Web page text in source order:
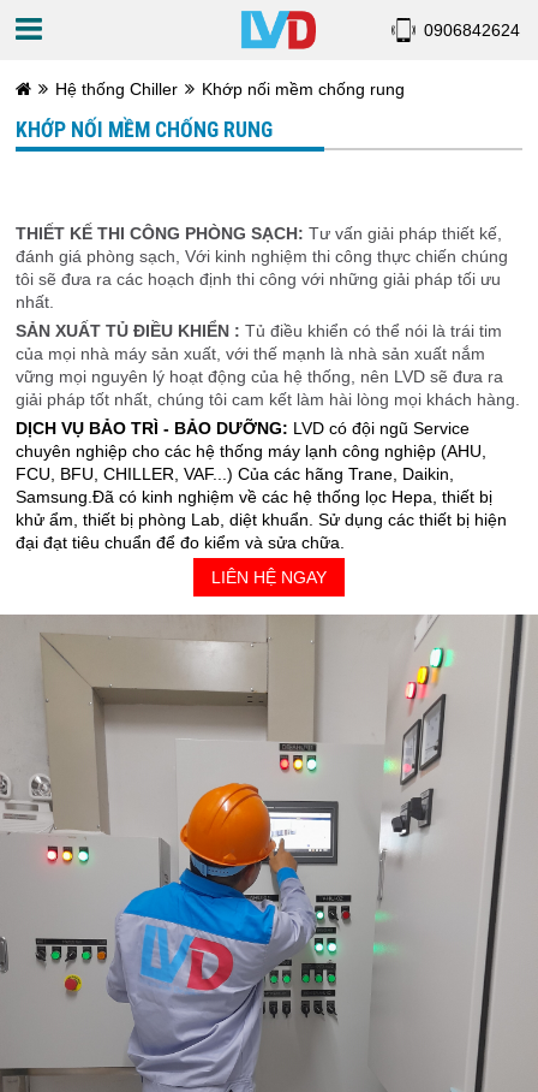
0906842624
Hệ thống Chiller Khớp nối mềm chống rung
KHỚP NỐI MỀM CHỐNG RUNG
THIẾT KẾ THI CÔNG PHÒNG SẠCH:Tư vấn giải pháp thiết kế,
đánh giá phòng sạch, Với kinh nghiệm thi công thực chiến chúng
tôi sẽ đưa ra các hoạch định thi công với những giải pháp tối ưu
nhất.
SẢN XUẤT TỦ ĐIỀU KHIỂN :Tủ điều khiển có thể nói là trái tim
của mọi nhà máy sản xuất, với thế mạnh là nhà sản xuất nắm
vững mọi nguyên lý hoạt động của hệ thống, nên LVD sẽ đưa ra
giải pháp tốt nhất, chúng tôi cam kết làm hài lòng mọi khách hàng.
DỊCH VỤ BẢO TRÌ - BẢO DƯỠNG: LVD có đội ngũ Service
chuyên nghiệp cho các hệ thống máy lạnh công nghiệp (AHU,
FCU, BFU, CHILLER, VAF...) Của các hãng Trane, Daikin,
Samsung.Đã có kinh nghiệm về các hệ thống lọc Hepa, thiết bị
khử ẩm, thiết bị phòng Lab, diệt khuẩn. Sử dụng các thiết bị hiện
đại đạt tiêu chuẩn để đo kiểm và sửa chữa.
LIÊN HỆ NGAY